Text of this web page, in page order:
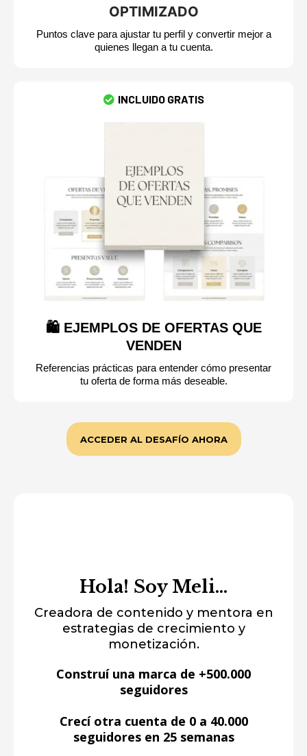
OPTIMIZADO
Puntos clave para ajustar tu perfil y convertir mejor a
quienes llegan a tu cuenta.
INCLUIDO GRATIS
🛍️ EJEMPLOS DE OFERTAS QUE
VENDEN
Referencias prácticas para entender cómo presentar
tu oferta de forma más deseable.
ACCEDER AL DESAFÍO AHORA
Hola! Soy Meli...
Creadora de contenido y mentora en
estrategias de crecimiento y
monetización.
Construí una marca de +500.000
seguidores
Crecí otra cuenta de 0 a 40.000
seguidores en 25 semanas